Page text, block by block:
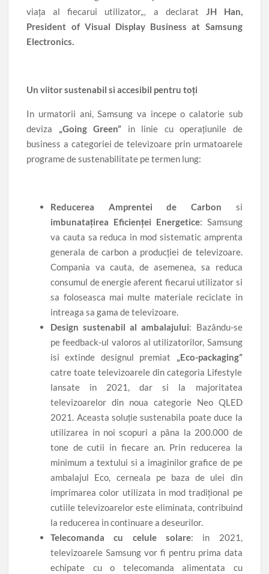
viața al fiecarui utilizator„, a declarat JH Han,
President of Visual Display Business at Samsung
Electronics.
Un viitor sustenabil si accesibil pentru toți
In urmatorii ani, Samsung va incepe o calatorie sub
deviza „Going Green” in linie cu operațiunile de
business a categoriei de televizoare prin urmatoarele
programe de sustenabilitate pe termen lung:
Reducerea Amprentei de Carbon si
imbunatațirea Eficienței Energetice: Samsung
va cauta sa reduca in mod sistematic amprenta
generala de carbon a producției de televizoare.
Compania va cauta, de asemenea, sa reduca
consumul de energie aferent fiecarui utilizator si
sa foloseasca mai multe materiale reciclate in
intreaga sa gama de televizoare.
Design sustenabil al ambalajului: Bazându-se
pe feedback-ul valoros al utilizatorilor, Samsung
isi extinde designul premiat „Eco-packaging”
catre toate televizoarele din categoria Lifestyle
lansate in 2021, dar si la majoritatea
televizoarelor din noua categorie Neo QLED
2021. Aceasta soluție sustenabila poate duce la
utilizarea in noi scopuri a pâna la 200.000 de
tone de cutii in fiecare an. Prin reducerea la
minimum a textului si a imaginilor grafice de pe
ambalajul Eco, cerneala pe baza de ulei din
imprimarea color utilizata in mod tradițional pe
cutiile televizoarelor este eliminata, contribuind
la reducerea in continuare a deseurilor.
Telecomanda cu celule solare: in 2021,
televizoarele Samsung vor fi pentru prima data
echipate cu o telecomanda alimentata cu